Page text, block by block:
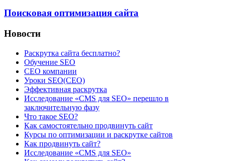
Поисковая оптимизация сайта
Новости
Раскрутка сайта бесплатно?
Обучение SEO
CEO компании
Уроки SEO(СЕО)
Эффективная раскрутка
Исследование «CMS для SEO» перешло в
заключительную фазу
Что такое SEO?
Как самостоятельно продвинуть сайт
Курсы по оптимизации и раскрутке сайтов
Как продвинуть сайт?
Исследование «CMS для SEO»